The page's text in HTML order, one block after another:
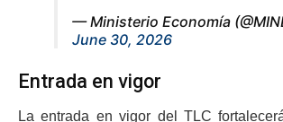
— Ministerio Economía
June 30, 2026
Entrada en vigor
La entrada en vigor del TLC